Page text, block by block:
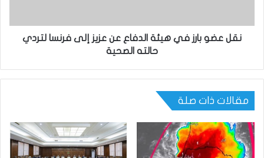
نقل عضو بارز في هيئة الدفاع عن عزيز إلى فرنسا لتردي
حالته الصحية
مقالات ذات صلة